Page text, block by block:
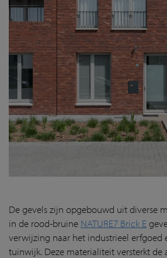
De gevels zijn opgebouwd uit diverse
in de rood-bruine NATURE7 Brick E
verwijzing naar het industrieel erfgoed
tuinwijk. Deze materialiteit versterkt de